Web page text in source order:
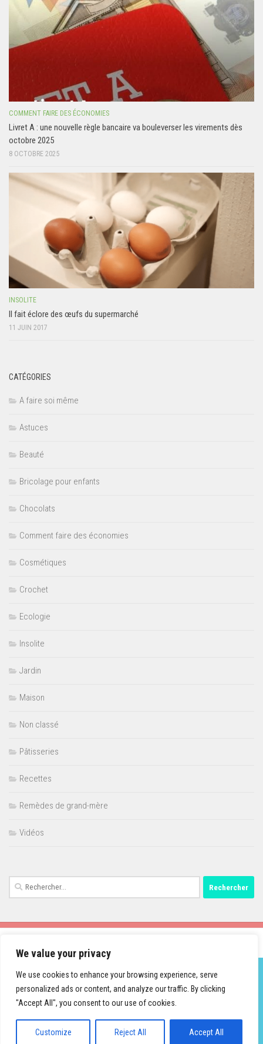
We value your privacy
We use cookies to enhance your browsing experience, serve
personalized ads or content, and analyze our traffic. By clicking
"Accept All", you consent to our use of cookies.
Customize Reject All Accept All
COMMENT FAIRE DES ÉCONOMIES
Livret A : une nouvelle règle bancaire va bouleverser les virements dès
octobre 2025
8 OCTOBRE 2025
INSOLITE
Il fait éclore des œufs du supermarché
11 JUIN 2017
CATÉGORIES
A faire soi même
Astuces
Beauté
Bricolage pour enfants
Chocolats
Comment faire des économies
Cosmétiques
Crochet
Ecologie
Insolite
Jardin
Maison
Non classé
Pâtisseries
Recettes
Remèdes de grand-mère
Vidéos
Rechercher :